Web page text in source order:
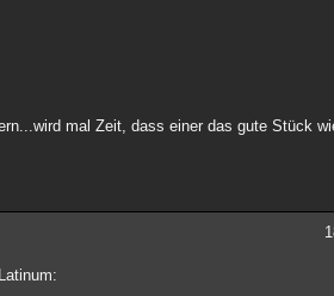
mal Zeit, dass einer das gute Stück